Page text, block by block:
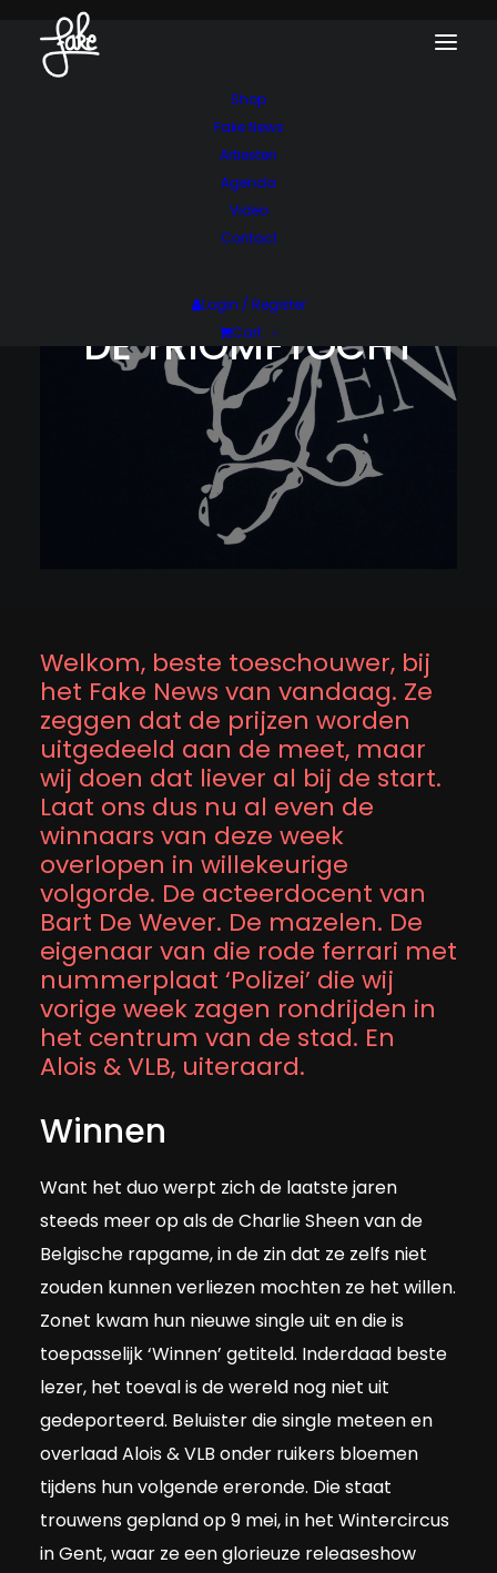
Shop
Fake News
Artiesten
Agenda
Video
Contact
Login / Register
Cart
DE TRIOMFTOCHT
Welkom, beste toeschouwer, bij
het Fake News van vandaag. Ze
zeggen dat de prijzen worden
uitgedeeld aan de meet, maar
wij doen dat liever al bij de start.
Laat ons dus nu al even de
winnaars van deze week
overlopen in willekeurige
volgorde. De acteerdocent van
Bart De Wever. De mazelen. De
eigenaar van die rode ferrari met
nummerplaat ‘Polizei’ die wij
vorige week zagen rondrijden in
het centrum van de stad. En
Alois & VLB, uiteraard.
Winnen
Want het duo werpt zich de laatste jaren
steeds meer op als de Charlie Sheen van de
Belgische rapgame, in de zin dat ze zelfs niet
zouden kunnen verliezen mochten ze het willen.
Zonet kwam hun nieuwe single uit en die is
toepasselijk ‘Winnen’ getiteld. Inderdaad beste
lezer, het toeval is de wereld nog niet uit
gedeporteerd. Beluister die single meteen en
overlaad Alois & VLB onder ruikers bloemen
tijdens hun volgende ereronde. Die staat
trouwens gepland op 9 mei, in het Wintercircus
in Gent, waar ze een glorieuze releaseshow